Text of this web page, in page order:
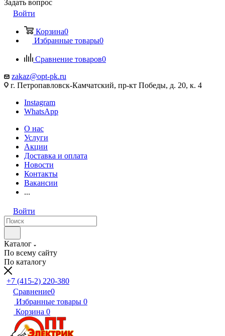
Задать вопрос
Войти
Корзина0
Избранные товары0
Сравнение товаров0
zakaz@opt-pk.ru
г. Петропавловск-Камчатский, пр-кт Победы, д. 20, к. 4
Instagram
WhatsApp
О нас
Услуги
Акции
Доставка и оплата
Новости
Контакты
Вакансии
...
Войти
Каталог
По всему сайту
По каталогу
+7 (415-2) 220-380
Сравнение0
Избранные товары 0
Корзина 0